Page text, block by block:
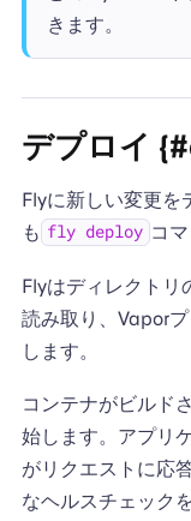
きます。
デプロイ
Flyに新しい変更を
も fly deploy コ
Flyはディレクトリ
読み取り、Vapor
します。
コンテナがビルド
始します。アプリ
がリクエストに応
なヘルスチェック